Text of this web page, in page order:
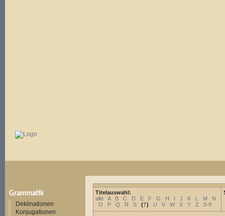
Grammatik
Deklinationen
Konjugationen
Titelauswahl:
alle
A B C D E F G H I J K L M
N
O
P Q R S (T) U V W X Y Z 0-9